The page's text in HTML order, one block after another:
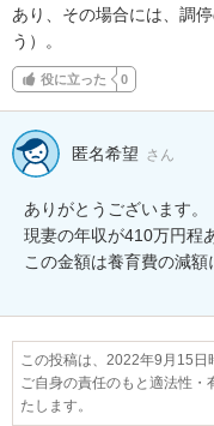
あり、その場合には、調
う）。
役に立った 0
匿名希望 さん
ありがとうございます。
現妻の年収が410万円程
この金額は養育費の減額
この投稿は、2022年9月15日
ご自身の責任のもと適法性
たします。